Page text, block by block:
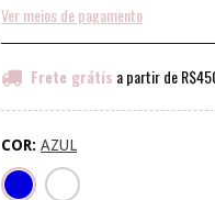
Ver meios de pagamento
Frete grátis a partir de
COR: AZUL